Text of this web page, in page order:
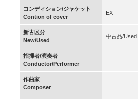
コンディション/ジャケット
Contion of cover
EX
新古区分
New/Used
中古品/Used
指揮者/演奏者
Conductor/Performer
作曲家
Composer